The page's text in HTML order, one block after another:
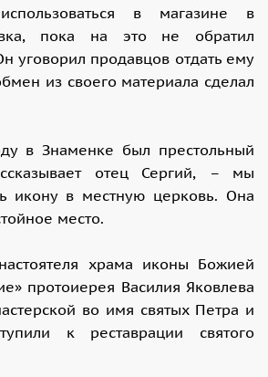
в магазине в
пока на это не обратил
уговорил продавцов отдать ему
из своего материала сделал
в Знаменке был престольный
отец Сергий, – мы
икону в местную церковь. Она
место.
храма иконы Божией
протоиерея Василия Яковлева
во имя святых Петра и
к реставрации святого